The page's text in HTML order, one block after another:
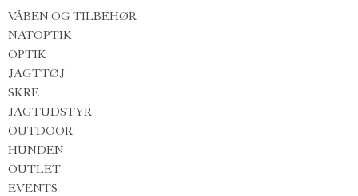
VÅBEN OG TILBEHØR
NATOPTIK
OPTIK
JAGTTØJ
SKRE
JAGTUDSTYR
OUTDOOR
HUNDEN
OUTLET
EVENTS